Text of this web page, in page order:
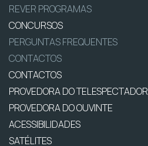
REVER PROGRAMAS
CONCURSOS
PERGUNTAS FREQUENTES
CONTACTOS
CONTACTOS
PROVEDORA DO TELESPECTADOR
PROVEDORA DO OUVINTE
ACESSIBILIDADES
SATÉLITES